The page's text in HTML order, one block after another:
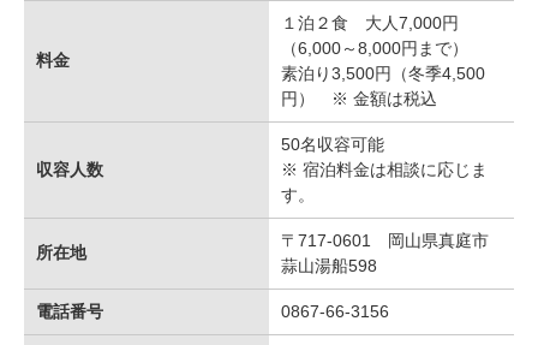
料金
１泊２食 大人7,000円
（6,000～8,000円まで）
素泊り3,500円（冬季4,500
円） ※ 金額は税込
収容人数
50名収容可能
※ 宿泊料金は相談に応じま
す。
所在地
〒717-0601 岡山県真庭市
蒜山湯船598
電話番号 0867-66-3156